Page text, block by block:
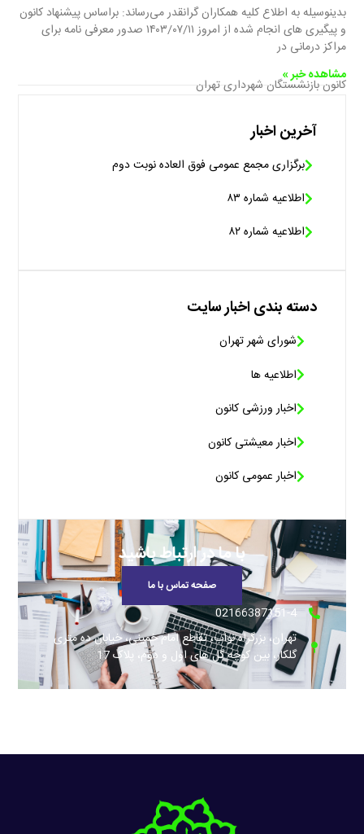
بدینوسیله به اطلاع کلیه همکاران گرانقدر می‌رساند: براساس پیشنهاد کانون
و پیگیری های انجام شده از امروز ۱۴۰۳/۰۷/۱۱ صدور معرفی نامه برای
مراکز درمانی در
مشاهده خبر »
کانون بازنشستگان شهرداری تهران
آخرین اخبار
برگزاری مجمع عمومی فوق العاده نوبت دوم
اطلاعیه شماره ۸۳
اطلاعیه شماره ۸۲
دسته بندی اخبار سایت
شورای شهر تهران
اطلاعیه ها
اخبار ورزشی کانون
اخبار معیشتی کانون
اخبار عمومی کانون
با ما در ارتباط باشید
صفحه تماس با ما
02166387151-4
تهران، بزرگراه نواب، تقاطع امام خمینی، خیابان ده متری
گلکار، بین کوچه گل های اول و دوم، پلاک 17